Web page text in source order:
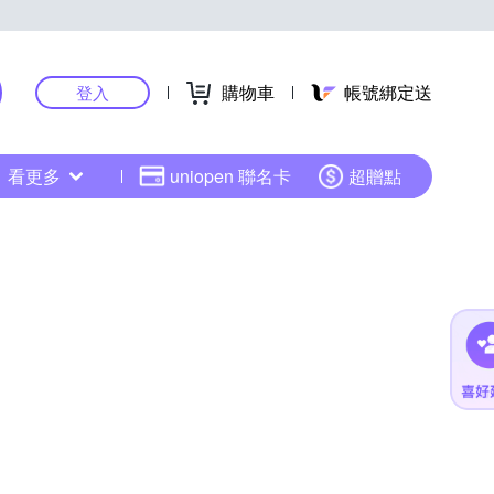
登入 購物車 帳號綁定送
看更多 uniopen 聯名卡 超贈點